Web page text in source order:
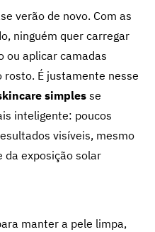
verão de novo. Com as
ninguém quer carregar
ou aplicar camadas
É justamente nesse
simples se
inteligente: poucos
visíveis, mesmo
da exposição solar
manter a pele limpa,